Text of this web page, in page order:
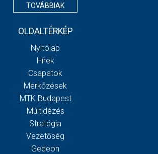
TOVÁBBIAK
OLDALTÉRKÉP
Nyitólap
Hírek
Csapatok
Mérkőzések
MTK Budapest
Múltidézés
Stratégia
Vezetőség
Gedeon